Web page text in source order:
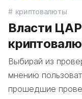
криптовалюты
Власти
Выбирай из
мнению
прошедшие